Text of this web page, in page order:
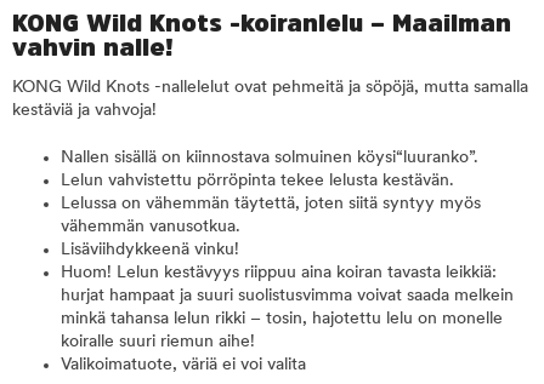
KONG Wild Knots -koiranlelu – Maailman
vahvin nalle!
KONG Wild Knots -nallelelut ovat pehmeitä ja söpöjä, mutta samalla
kestäviä ja vahvoja!
Nallen sisällä on kiinnostava solmuinen köysi“luuranko”.
Lelun vahvistettu pörröpinta tekee lelusta kestävän.
Lelussa on vähemmän täytettä, joten siitä syntyy myös
vähemmän vanusotkua.
Lisäviihdykkeenä vinku!
Huom! Lelun kestävyys riippuu aina koiran tavasta leikkiä:
hurjat hampaat ja suuri suolistusvimma voivat saada melkein
minkä tahansa lelun rikki – tosin, hajotettu lelu on monelle
koiralle suuri riemun aihe!
Valikoimatuote, väriä ei voi valita